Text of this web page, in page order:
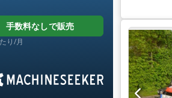
手数料なしで販売
り/月